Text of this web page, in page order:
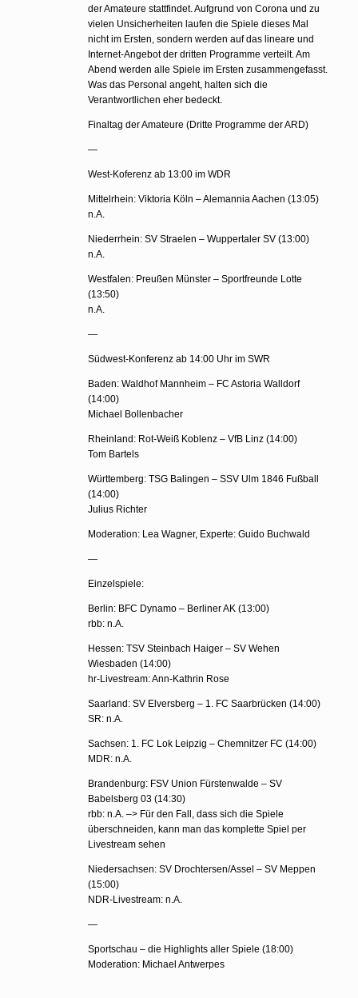
der Amateure stattfindet. Aufgrund von Corona und zu
vielen Unsicherheiten laufen die Spiele dieses Mal
nicht im Ersten, sondern werden auf das lineare und
Internet-Angebot der dritten Programme verteilt. Am
Abend werden alle Spiele im Ersten zusammengefasst.
Was das Personal angeht, halten sich die
Verantwortlichen eher bedeckt.
Finaltag der Amateure (Dritte Programme der ARD)
—
West-Koferenz ab 13:00 im WDR
Mittelrhein: Viktoria Köln – Alemannia Aachen (13:05)
n.A.
Niederrhein: SV Straelen – Wuppertaler SV (13:00)
n.A.
Westfalen: Preußen Münster – Sportfreunde Lotte
(13:50)
n.A.
—
Südwest-Konferenz ab 14:00 Uhr im SWR
Baden: Waldhof Mannheim – FC Astoria Walldorf
(14:00)
Michael Bollenbacher
Rheinland: Rot-Weiß Koblenz – VfB Linz (14:00)
Tom Bartels
Württemberg: TSG Balingen – SSV Ulm 1846 Fußball
(14:00)
Julius Richter
Moderation: Lea Wagner, Experte: Guido Buchwald
—
Einzelspiele:
Berlin: BFC Dynamo – Berliner AK (13:00)
rbb: n.A.
Hessen: TSV Steinbach Haiger – SV Wehen
Wiesbaden (14:00)
hr-Livestream: Ann-Kathrin Rose
Saarland: SV Elversberg – 1. FC Saarbrücken (14:00)
SR: n.A.
Sachsen: 1. FC Lok Leipzig – Chemnitzer FC (14:00)
MDR: n.A.
Brandenburg: FSV Union Fürstenwalde – SV
Babelsberg 03 (14:30)
rbb: n.A. –> Für den Fall, dass sich die Spiele
überschneiden, kann man das komplette Spiel per
Livestream sehen
Niedersachsen: SV Drochtersen/Assel – SV Meppen
(15:00)
NDR-Livestream: n.A.
—
Sportschau – die Highlights aller Spiele (18:00)
Moderation: Michael Antwerpes